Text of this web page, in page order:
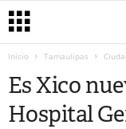
Inicio Tamaulipas
Es Xico
Hospital